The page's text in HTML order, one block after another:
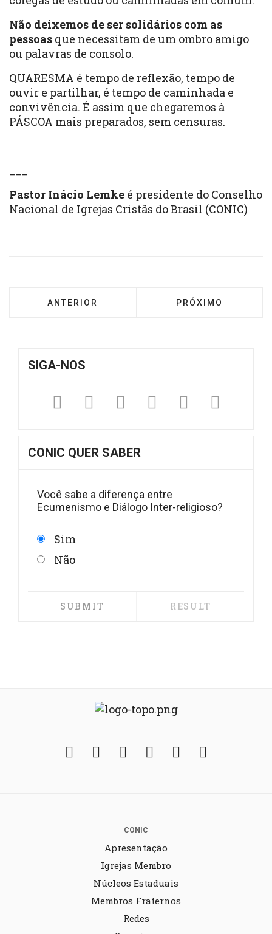
Não deixemos de ser solidários com as
pessoas que necessitam de um ombro amigo
ou palavras de consolo.
QUARESMA é tempo de reflexão, tempo de
ouvir e partilhar, é tempo de caminhada e
convivência. É assim que chegaremos à
PÁSCOA mais preparados, sem censuras.
___
Pastor Inácio Lemke é presidente do Conselho
Nacional de Igrejas Cristãs do Brasil (CONIC)
ARTIGO ANTERIOR: LANÇAMENTO DO E-
ANTERIOR PRÓXIMO ARTIGO:
PRÓXIMO
SIGA-NOS
FacebookTwitterInstagram
YouTube
Fickr
CONIC QUER SABER
Você sabe a diferença entre
Ecumenismo e Diálogo Inter-religioso?
Sim
Não
FacebookTwitter Instagram
YouTubeFickr
CONIC
Apresentação
Igrejas Membro
Núcleos Estaduais
Membros Fraternos
Redes